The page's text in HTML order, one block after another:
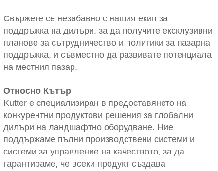
Свържете се незабавно с нашия екип за
поддръжка на дилъри, за да получите ексклузивни
планове за сътрудничество и политики за пазарна
поддръжка, и съвместно да развивате потенциала
на местния пазар.
Относно Кътър
Kutter е специализиран в предоставянето на
конкурентни продуктови решения за глобални
дилъри на ландшафтно оборудване. Ние
поддържаме пълни производствени системи и
системи за управление на качеството, за да
гарантираме, че всеки продукт създава